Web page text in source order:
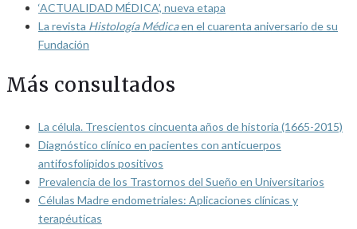
‘ACTUALIDAD MÉDICA’, nueva etapa
La revista Histología Médicaen el cuarenta aniversario de su
Fundación
Más consultados
La célula. Trescientos cincuenta años de historia (1665-2015)
Diagnóstico clínico en pacientes con anticuerpos
antifosfolípidos positivos
Prevalencia de los Trastornos del Sueño en Universitarios
Células Madre endometriales: Aplicaciones clínicas y
terapéuticas